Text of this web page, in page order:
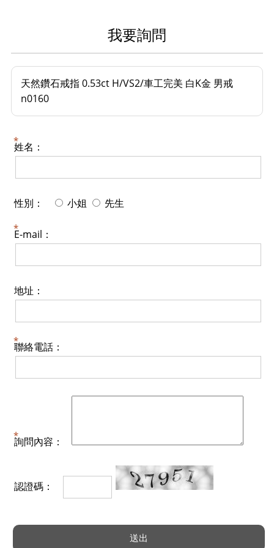
我要詢問
天然鑽石戒指 0.53ct H/VS2/車工完美 白K金 男戒
n0160
姓名：
性別： 小姐 先生
E-mail：
地址：
聯絡電話：
詢問內容：
認證碼：